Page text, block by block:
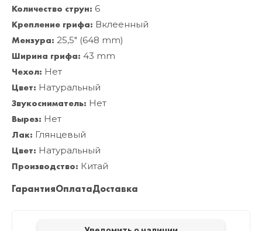
Количество струн: 6
Крепление грифа: Вклеенный
Мензура: 25,5" (648 mm)
Ширина грифа: 43 mm
Чехол: Нет
Цвет: Натуральный
Звукосниматель: Нет
Вырез: Нет
Лак: Глянцевый
Цвет: Натуральный
Производство: Китай
ГарантияОплатаДоставка